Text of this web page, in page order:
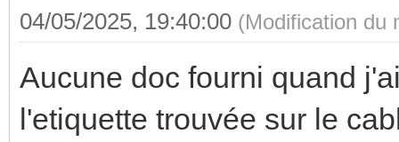
04/05/2025, 19:40:00 (Modification du
Aucune doc fourni quand
l'etiquette trouvée sur le